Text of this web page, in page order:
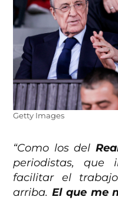
Getty Images
“Como los del
periodistas, que
facilitar el
arriba.El que me